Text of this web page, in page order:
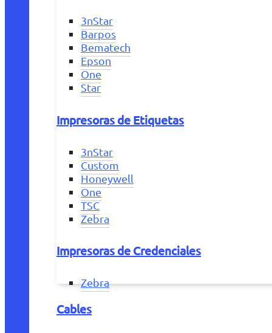
3nStar
Barpos
Bematech
Epson
One
Star
Impresoras de Etiquetas
3nStar
Custom
Honeywell
One
TSC
Zebra
Impresoras de Credenciales
Zebra
Cables